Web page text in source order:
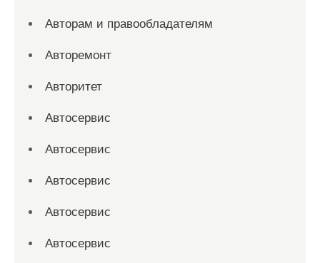
Авторам и правообладателям
Авторемонт
Авторитет
Автосервис
Автосервис
Автосервис
Автосервис
Автосервис